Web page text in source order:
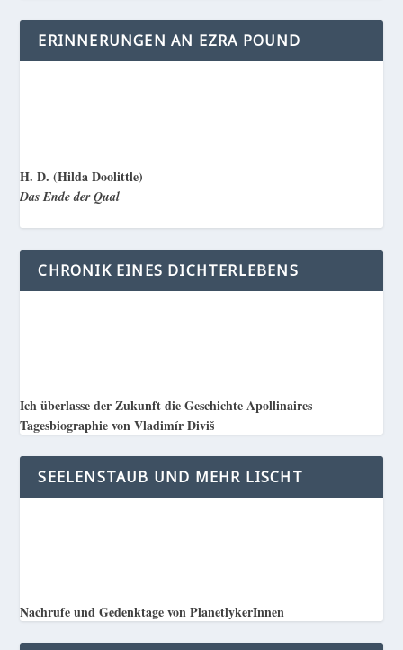
ERINNERUNGEN AN EZRA POUND
H. D. (Hilda Doolittle)
Das Ende der Qual
CHRONIK EINES DICHTERLEBENS
Ich überlasse der Zukunft die Geschichte Apollinaires
Tagesbiographie von Vladimír Diviš
SEELENSTAUB UND MEHR LISCHT
Nachrufe und Gedenktage von PlanetlykerInnen